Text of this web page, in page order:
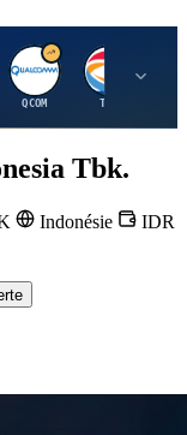
Q
QCOM
T
TTE
Tbk.
Indonésie
IDR